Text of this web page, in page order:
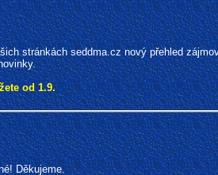
stránkách seddma.cz nový přehled
od 1.9.
Děkujeme.